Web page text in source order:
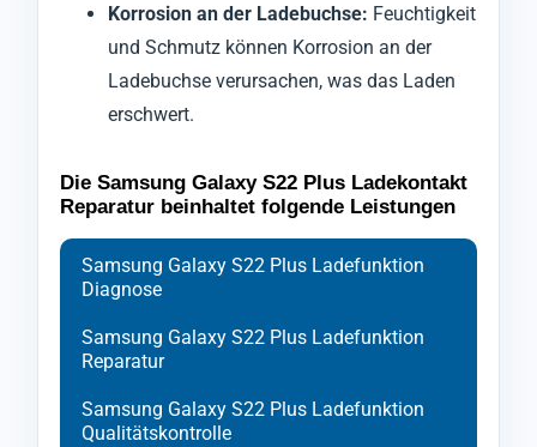
Korrosion an der Ladebuchse: Feuchtigkeit
und Schmutz können Korrosion an der
Ladebuchse verursachen, was das Laden
erschwert.
Die Samsung Galaxy S22 Plus Ladekontakt
Reparatur beinhaltet folgende Leistungen
Samsung Galaxy S22 Plus Ladefunktion
Diagnose
Samsung Galaxy S22 Plus Ladefunktion
Reparatur
Samsung Galaxy S22 Plus Ladefunktion
Qualitätskontrolle